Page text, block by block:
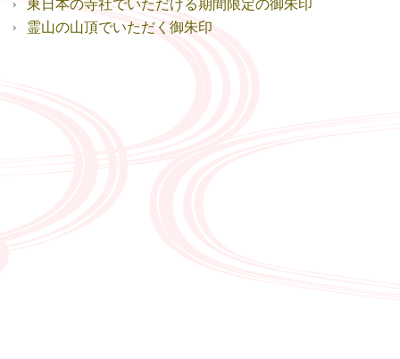
東日本の寺社でいただける期間限定の御朱印
霊山の山頂でいただく御朱印